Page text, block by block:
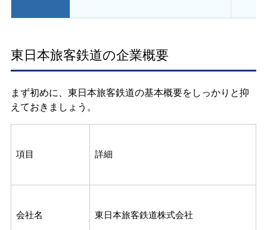
東日本旅客鉄道の企業概要
まず初めに、東日本旅客鉄道の基本概要をしっかりと抑
えておきましょう。
項目 詳細
会社名 東日本旅客鉄道株式会社